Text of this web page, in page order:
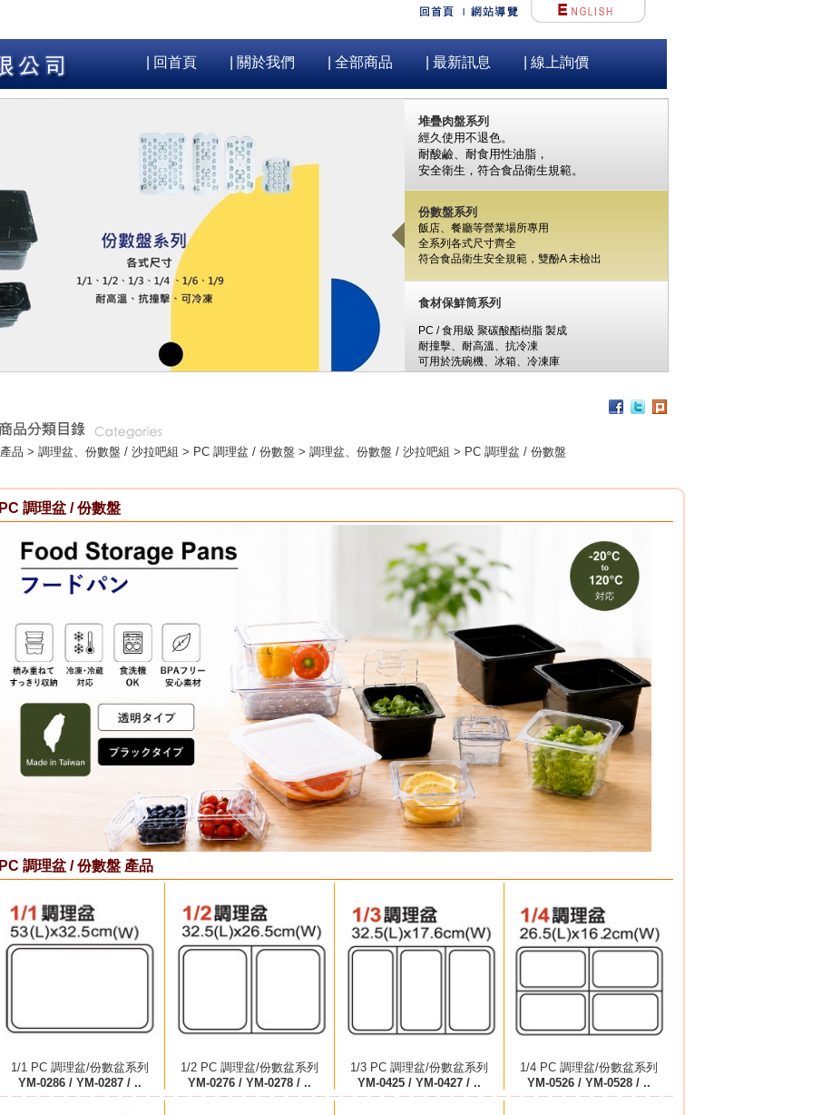
| 回首頁 | 關於我們 | 全部商品 | 最新訊息 | 線上詢價
耐酸鹼、耐食用性油脂，
份數盤系列
飯店、餐廳等營業場所專用
全系列各式尺寸齊全
符合食品衛生安全規範，雙酚A未檢出
食材保鮮筒系列
PC / 食用級 聚碳酸酯樹脂 製成
耐撞擊、耐高溫、抗冷凍
杯架組
設計簡潔，清洗方便，符合食品安全衛生規範。
搭配餐具整理盒，使用方式多元。
產品 > 調理盆、份數盤 / 沙拉吧組 > PC 調理盆 / 份數盤 > 調理盆、份數盤 / 沙拉吧組 > PC 調理盆 / 份數盤
PC 調理盆 / 份數盤
PC 調理盆 / 份數盤 產品
1/1 PC 調理盆/份數盆系列
YM-0286 / YM-0287 / ..
1/2 PC 調理盆/份數盆系列
YM-0276 / YM-0278 / ..
1/3 PC 調理盆/份數盆系列
YM-0425 / YM-0427 / ..
1/4 PC 調理盆/份數盆系列
YM-0526 / YM-0528 / ..